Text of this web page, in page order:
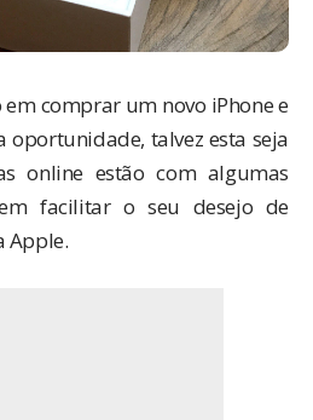
em comprar um novo iPhone e
oportunidade, talvez esta seja
online estão com algumas
facilitar o seu desejo de
Apple.